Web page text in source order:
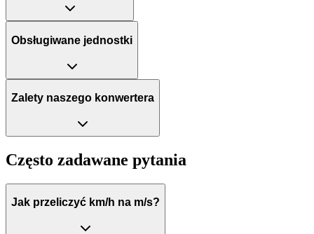
Obsługiwane jednostki
Zalety naszego konwertera
Często zadawane pytania
Jak przeliczyć km/h na m/s?